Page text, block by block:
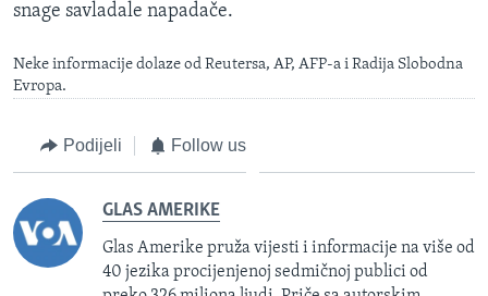
snage savladale napadače.
Neke informacije dolaze od Reutersa, AP, AFP-a i Radija Slobodna
Evropa.
Podijeli Follow us
GLAS AMERIKE
Glas Amerike pruža vijesti i informacije na više od
40 jezika procijenjenoj sedmičnoj publici od